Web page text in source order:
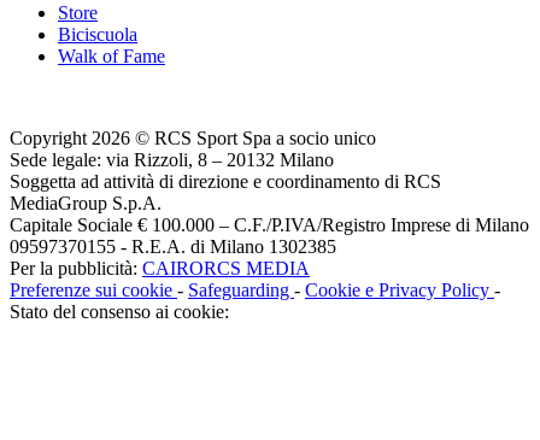
Store
Biciscuola
Walk of Fame
Copyright 2026 © RCS Sport Spa a socio unico
Sede legale: via Rizzoli, 8 – 20132 Milano
Soggetta ad attività di direzione e coordinamento di RCS
MediaGroup S.p.A.
Capitale Sociale € 100.000 – C.F./P.IVA/Registro Imprese di Milano
09597370155 - R.E.A. di Milano 1302385
Per la pubblicità: CAIRORCS MEDIA
Preferenze sui cookie - Safeguarding - Cookie e Privacy Policy -
Stato del consenso ai cookie: